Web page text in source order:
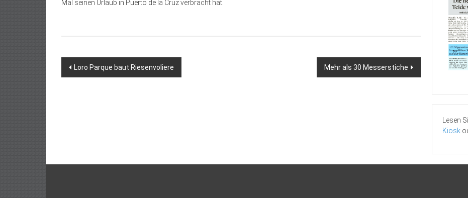
Mal seinen Urlaub in Puerto de la Cruz verbracht hat.
Beitragsnavigation
Loro Parque baut Riesenvoliere Mehr als 30 Messerstiche
Lesen
Kiosk